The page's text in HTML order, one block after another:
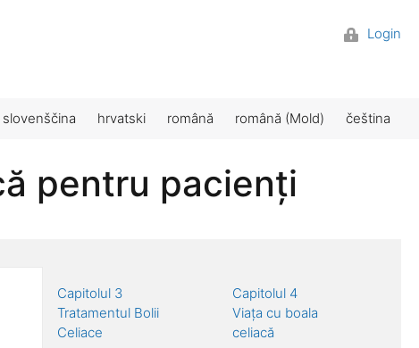
Login
slovenščina hrvatski română română (Mold) čeština
pentru pacienți
Capitolul 3
Tratamentul Bolii
Celiace
Capitolul 4
Viața cu boala
celiacă